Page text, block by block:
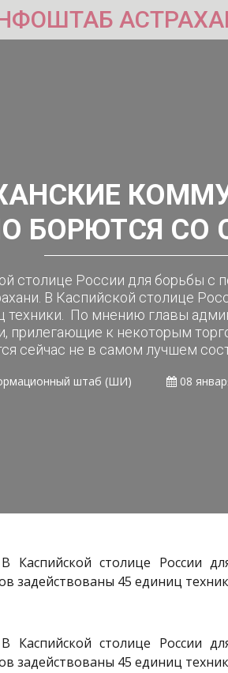
БОРЮТСЯ СО
столице России для борьбы с
В Каспийской столице
техники. По мнению главы
прилегающие к некоторым
сейчас не в самом лучшем
штаб (ШИ) 08
Каспийской столице России
задействованы 45 единиц
Каспийской столице России
задействованы 45 единиц